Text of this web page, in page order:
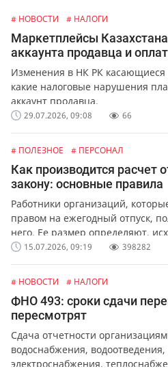
# НОВОСТИ # НАЛОГИ
Маркетплейсы
аккаунта продавца и
Изменения в НК РК касающиеся
какие налоговые нарушения
аккаунт продавца.
29.07.2026, 09:08 66
# ПОЛЕЗНОЕ # ПЕРСОНАЛ
Как производится расчет
закону: основные правила
Работники организаций,
правом на ежегодный отпуск,
него. Ее размер определяют,
заработка сотрудника.
15.07.2026, 09:19 398282
# НОВОСТИ # НАЛОГИ
ФНО 493: сроки сдачи
пересмотрят
Сдача отчетности
водоснабжения,
электроснабжения,